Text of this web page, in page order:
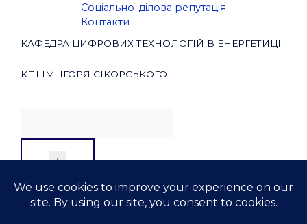
Соціально-ділова репутація
Контакти
КАФЕДРА ЦИФРОВИХ ТЕХНОЛОГІЙ В ЕНЕРГЕТИЦІ
КПІ ІМ. ІГОРЯ СІКОРСЬКОГО